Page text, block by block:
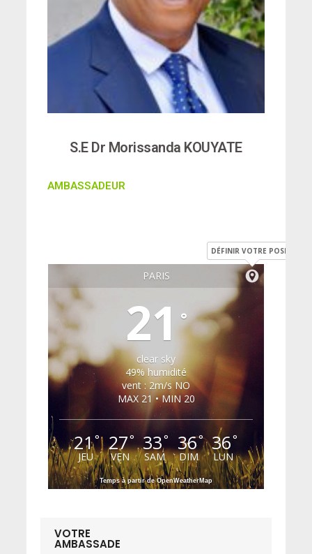
S.E Dr Morissanda KOUYATE
AMBASSADEUR
PARIS
DÉFINIR VOTRE POSITION
21°
clear sky
49% humidité
vent : 2m/s NO
MAX 21 • MIN 20
21°
JEU
27°
VEN
33°
SAM
36°
DIM
36°
LUN
Temps à partir de OpenWeatherMap
VOTRE
AMBASSADE